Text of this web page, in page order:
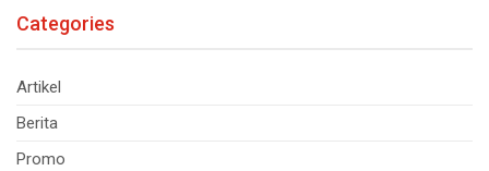
Categories
Artikel
Berita
Promo